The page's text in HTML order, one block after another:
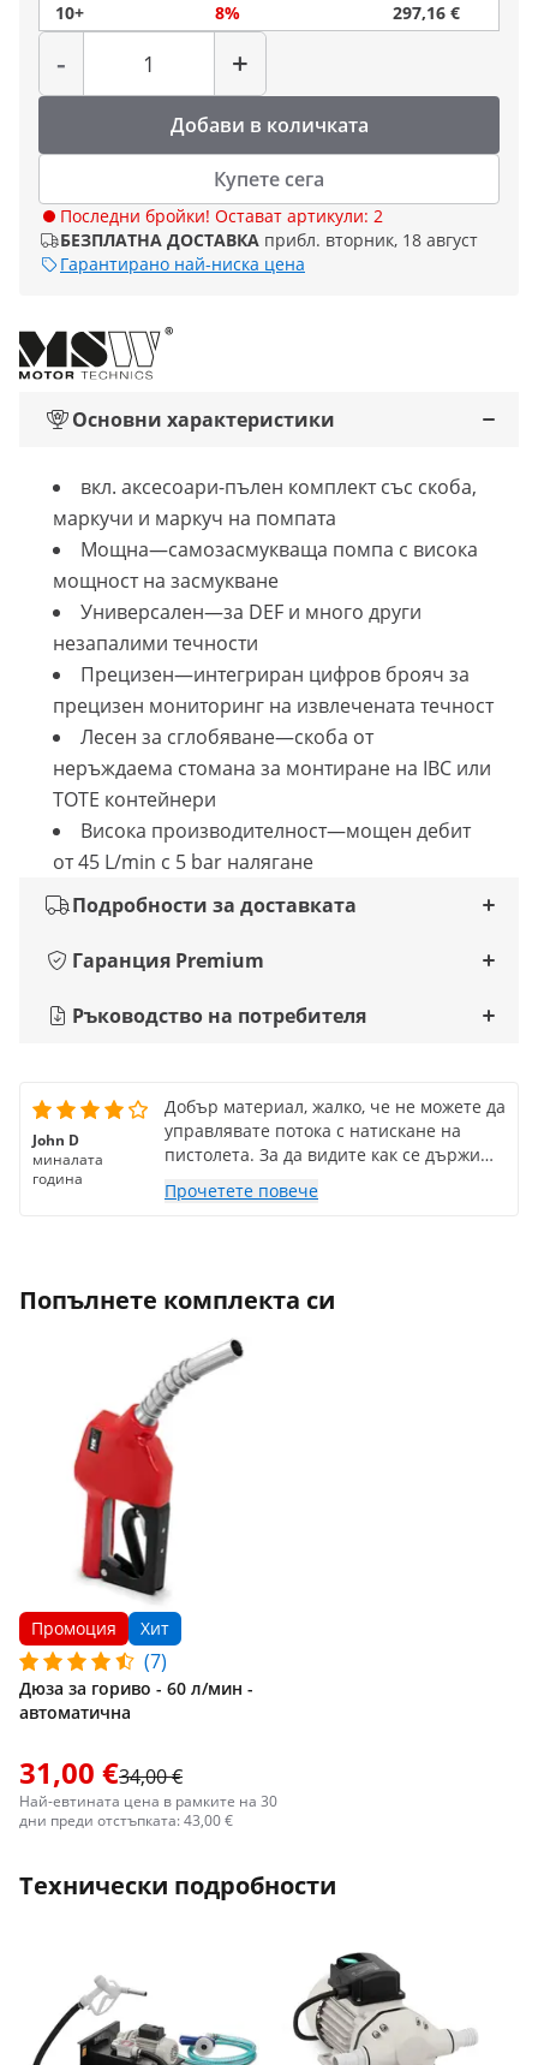
10+
8% 297,16 €
-
Количество
+
Добави в количката
Купете сега
Последни бройки! Остават артикули: 2
БЕЗПЛАТНА ДОСТАВКА прибл. вторник, 18 август
Гарантирано най-ниска цена
Основни характеристики
вкл. аксесоари-пълен комплект със скоба,
маркучи и маркуч на помпата
Мощна—самозасмукваща помпа с висока
мощност на засмукване
Универсален—за DEF и много други
незапалими течности
Прецизен—интегриран цифров брояч за
прецизен мониторинг на извлечената течност
Лесен за сглобяване—скоба от
неръждаема стомана за монтиране на IBC или
TOTE контейнери
Висока производителност—мощен дебит
от 45 L/min с 5 bar налягане
Подробности за доставката
Гаранция Premium
Ръководство на потребителя
John D
миналата
година
Добър материал, жалко, че не можете да
управлявате потока с натискане на
пистолета. За да видите как се държи
Прочетете повече
Попълнете комплекта си
Промоция Хит
(7)
Дюза за гориво - 60 л/мин -
автоматична
31,00 €34,00 €
Най-евтината цена в рамките на 30
дни преди отстъпката: 43,00 €
Технически подробности